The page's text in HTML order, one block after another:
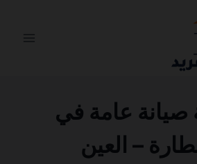
عامة في
– العين